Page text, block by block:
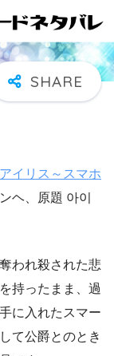
アイリス～スマホ
ヘ、原題 아이
われ殺された悲
持ったまま、過
に入れたスマー
て公爵とのとき